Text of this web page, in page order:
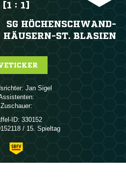
[1 : 1]
SG HÖCHENSCHWAND-
HÄUSERN-ST. BLASIEN
 
Zuschauer:
ID: 330152
/ 15. Spieltag